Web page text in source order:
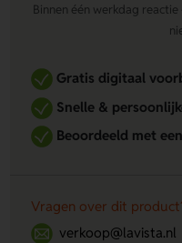
Binnen één werkdag reactie
Gratis digitaal
Snelle &
Beoordeeld met
Vragen over dit
verkoop@lavista.nl